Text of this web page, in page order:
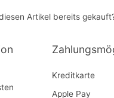
Artikel bereits
Kreditkarte
Apple Pay